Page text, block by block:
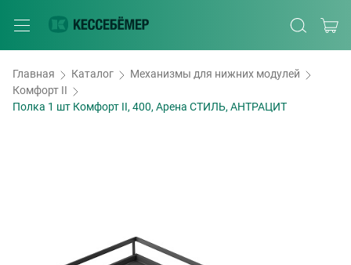
Главная Каталог
Механизмы для нижних модулей
Комфорт II
Полка 1 шт Комфорт II, 400, Арена СТИЛЬ, АНТРАЦИТ